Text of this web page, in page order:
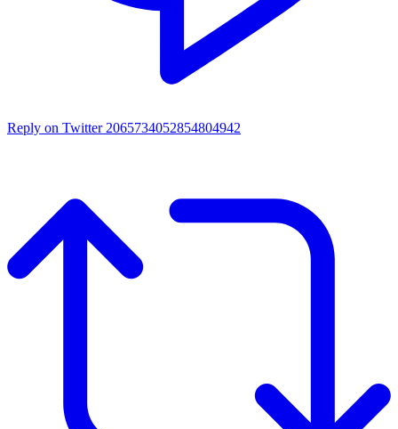
Reply on Twitter 2065734052854804942